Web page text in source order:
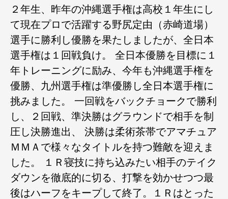
２年生、昨年の沖縄選手権は高校１年生にし
て現在プロで活躍する野尻定由（赤崎道場）
選手に勝利し優勝を果たしましたが、全日本
選手権は１回戦負け。 全日本優勝を目標に１
年トレーニングに励み、今年も沖縄選手権を
優勝、九州選手権は準優勝し全日本選手権に
挑みました。 一回戦をバックチョークで勝利
し、２回戦、準決勝はグラウンドで相手を制
圧し決勝進出、 決勝は柔術茶帯でアマチュア
ＭＭＡで様々なタイトルを持つ難敵を迎えま
した。 １Ｒ寝技に持ち込みたい相手のテイク
ダウンを徹底的に切る、打撃を効かせつつ最
後はハーフをキープして終了。１Ｒはとった